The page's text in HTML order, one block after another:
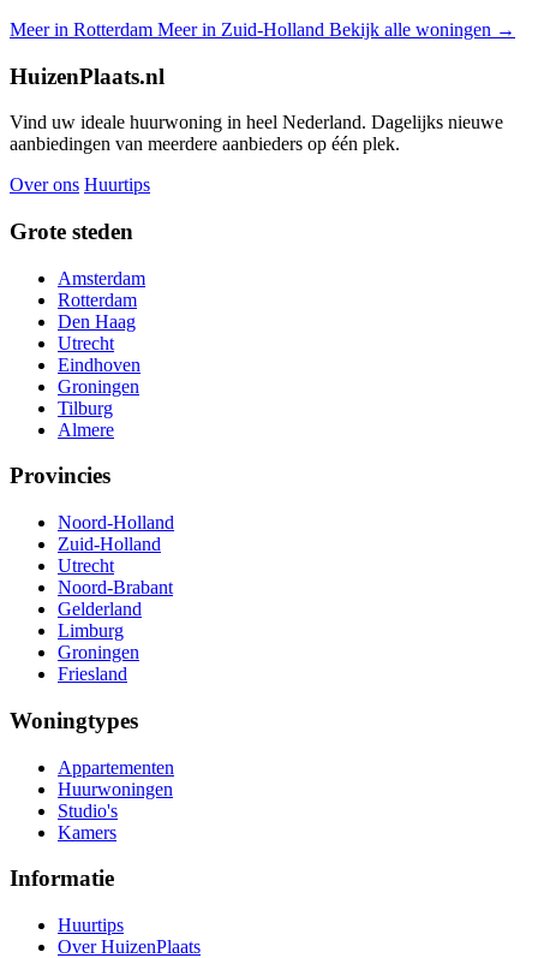
Meer in Rotterdam Meer in Zuid-Holland Bekijk alle woningen →
HuizenPlaats.nl
Vind uw ideale huurwoning in heel Nederland. Dagelijks nieuwe
aanbiedingen van meerdere aanbieders op één plek.
Over ons Huurtips
Grote steden
Amsterdam
Rotterdam
Den Haag
Utrecht
Eindhoven
Groningen
Tilburg
Almere
Provincies
Noord-Holland
Zuid-Holland
Utrecht
Noord-Brabant
Gelderland
Limburg
Groningen
Friesland
Woningtypes
Appartementen
Huurwoningen
Studio's
Kamers
Informatie
Huurtips
Over HuizenPlaats